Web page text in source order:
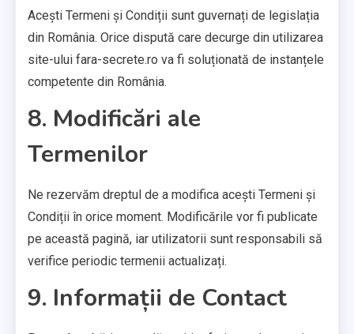
Acești Termeni și Condiții sunt guvernați de legislația
din România. Orice dispută care decurge din utilizarea
site-ului fara-secrete.ro va fi soluționată de instanțele
competente din România.
8. Modificări ale
Termenilor
Ne rezervăm dreptul de a modifica acești Termeni și
Condiții în orice moment. Modificările vor fi publicate
pe această pagină, iar utilizatorii sunt responsabili să
verifice periodic termenii actualizați.
9. Informații de Contact